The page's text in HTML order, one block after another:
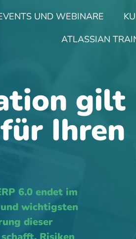
UND WEBINARE
ATLASSIAN
gilt
Ihren
6.0endet im
wichtigsten
dieser